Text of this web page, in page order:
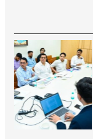
काय सांगतो?